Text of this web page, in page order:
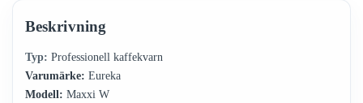
Beskrivning
Typ: Professionell kaffekvarn
Varumärke: Eureka
Modell: Maxxi W